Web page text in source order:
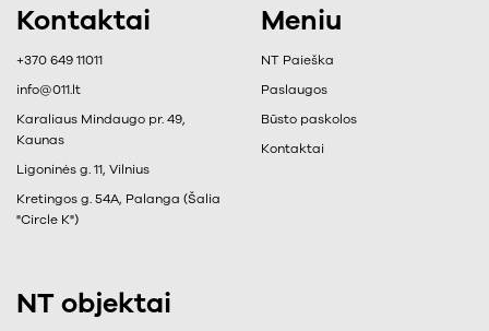
Kontaktai
+370 649 11011
info@011.lt
Karaliaus Mindaugo pr. 49,
Kaunas
Ligoninės g. 11, Vilnius
Kretingos g. 54A, Palanga (Šalia
"Circle K")
Meniu
NT Paieška
Paslaugos
Būsto paskolos
Kontaktai
NT objektai